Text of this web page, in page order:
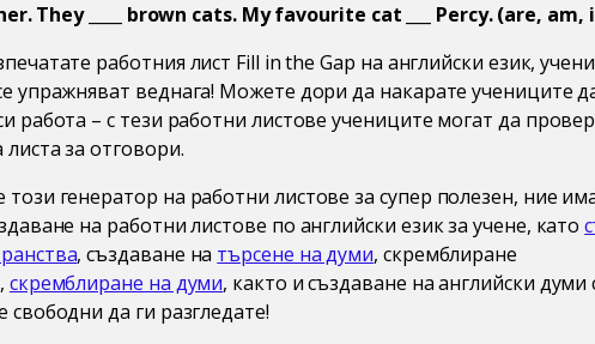
They ____
brown cats. My favourite cat ___ Percy. (are, am,
работния лист Fill in the Gap на английски език,
упражняват веднага! Можете дори да накарате учениците
работа – с тези работни листове учениците могат да
за отговори.
генератор на работни листове за супер полезен, ние
на работни листове по английски език за учене, като
, създаване на търсене на думи, скремблиране
, скремблиране на думи, както и създаване на английски думи
свободни да ги разгледате!